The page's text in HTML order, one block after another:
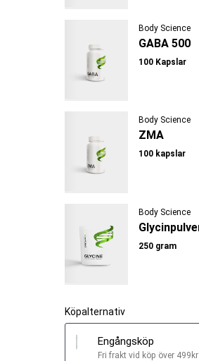
Body Science
GABA 500
100 Kapslar
Body Science
ZMA
100 kapslar
Body Science
250 gram
Köpalternativ
Engångsköp
Fri frakt vid köp över 499kr